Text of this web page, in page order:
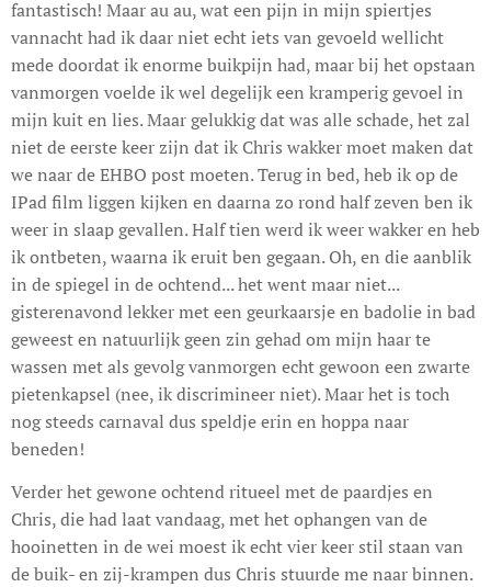
fantastisch! Maar au au, wat een pijn in mijn spiertjes
vannacht had ik daar niet echt iets van gevoeld wellicht
mede doordat ik enorme buikpijn had, maar bij het opstaan
vanmorgen voelde ik wel degelijk een kramperig gevoel in
mijn kuit en lies. Maar gelukkig dat was alle schade, het zal
niet de eerste keer zijn dat ik Chris wakker moet maken dat
we naar de EHBO post moeten. Terug in bed, heb ik op de
IPad film liggen kijken en daarna zo rond half zeven ben ik
weer in slaap gevallen. Half tien werd ik weer wakker en heb
ik ontbeten, waarna ik eruit ben gegaan. Oh, en die aanblik
in de spiegel in de ochtend... het went maar niet...
gisterenavond lekker met een geurkaarsje en badolie in bad
geweest en natuurlijk geen zin gehad om mijn haar te
wassen met als gevolg vanmorgen echt gewoon een zwarte
pietenkapsel (nee, ik discrimineer niet). Maar het is toch
nog steeds carnaval dus speldje erin en hoppa naar
beneden!
Verder het gewone ochtend ritueel met de paardjes en
Chris, die had laat vandaag, met het ophangen van de
hooinetten in de wei moest ik echt vier keer stil staan van
de buik- en zij-krampen dus Chris stuurde me naar binnen.